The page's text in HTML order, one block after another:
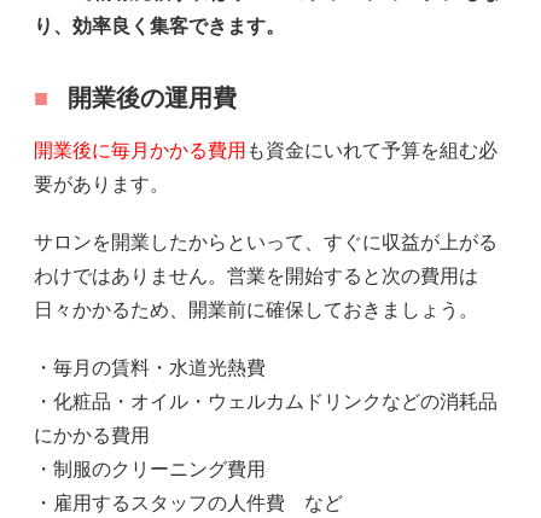
り、効率良く集客できます。
開業後の運用費
開業後に毎月かかる費用 も資金にいれて予算を組む必
要があります。
サロンを開業したからといって、すぐに収益が上がる
わけではありません。営業を開始すると次の費用は
日々かかるため、開業前に確保しておきましょう。
・毎月の賃料・水道光熱費
・化粧品・オイル・ウェルカムドリンクなどの消耗品
にかかる費用
・制服のクリーニング費用
・雇用するスタッフの人件費 など